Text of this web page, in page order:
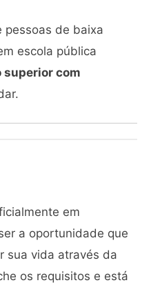
pessoas de baixa
escola pública
superior com
em
a oportunidade que
sua vida através da
os requisitos e está